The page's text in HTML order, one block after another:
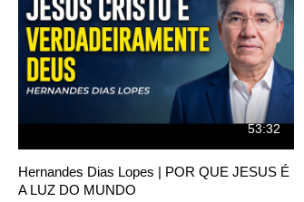
53:32
Hernandes Dias Lopes | POR QUE JESUS É
A LUZ DO MUNDO